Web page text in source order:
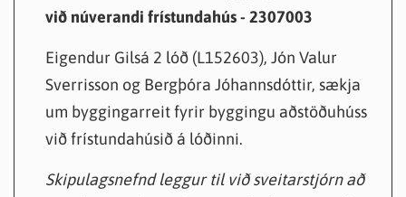
við núverandi frístundahús - 2307003
Eigendur Gilsá 2 lóð (L152603), Jón Valur
Sverrisson og Bergþóra Jóhannsdóttir, sækja
um byggingarreit fyrir byggingu aðstöðuhúss
við frístundahúsið á lóðinni.
Skipulagsnefnd leggur til við sveitarstjórn að